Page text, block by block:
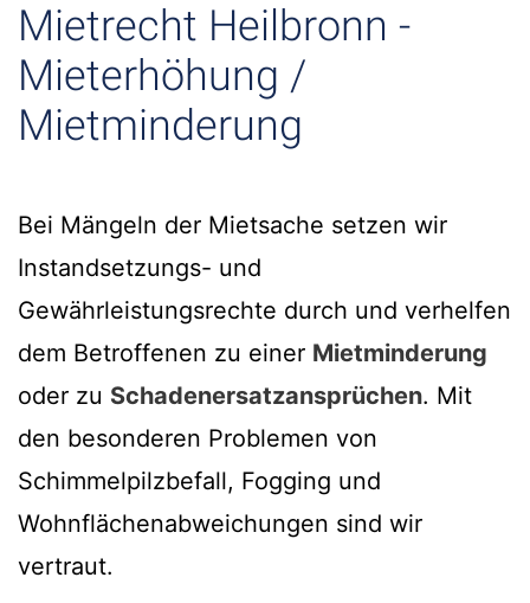
Mietrecht Heilbronn -
Mieterhöhung /
Mietminderung
Bei Mängeln der Mietsache setzen wir
Instandsetzungs- und
Gewährleistungsrechte durch und verhelfen
dem Betroffenen zu einer Mietminderung
oder zu Schadenersatzansprüchen. Mit
den besonderen Problemen von
Schimmelpilzbefall, Fogging und
Wohnflächenabweichungen sind wir
vertraut.